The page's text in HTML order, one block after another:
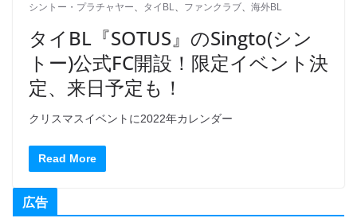
シントー・プラチャヤー
タイBL ファンクラブ 海外BL
タイBL『SOTUS』のSingto(シン
トー)公式FC開設！限定イベント決
定、来日予定も！
クリスマスイベントに2022年カレンダー
Read More
広告